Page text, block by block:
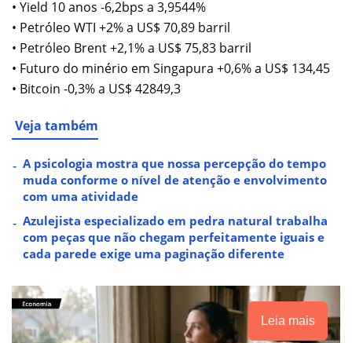
• Yield 10 anos -6,2bps a 3,9544%
• Petróleo WTI +2% a US$ 70,89 barril
• Petróleo Brent +2,1% a US$ 75,83 barril
• Futuro do minério em Singapura +0,6% a US$ 134,45
• Bitcoin -0,3% a US$ 42849,3
Veja também
A psicologia mostra que nossa percepção do tempo
muda conforme o nível de atenção e envolvimento
com uma atividade
Azulejista especializado em pedra natural trabalha
com peças que não chegam perfeitamente iguais e
cada parede exige uma paginação diferente
Leia mais